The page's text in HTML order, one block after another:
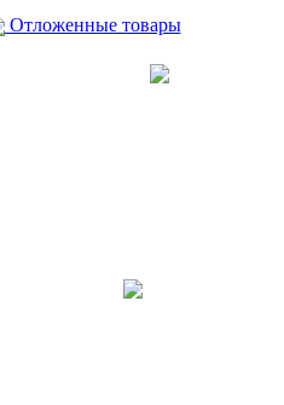
Отложенные товары